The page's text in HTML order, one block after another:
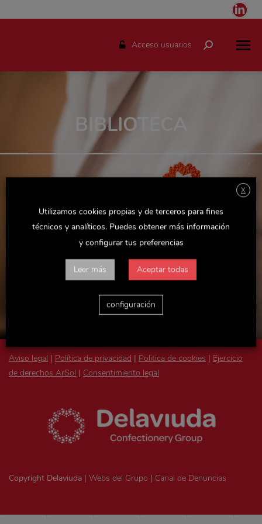
new
Acceso usuarios Buscar:
BIBLIOTECA
Cargar más
Aviso legal | Política de privacidad | Politica de cookies | Ejercicio
de derechos ArSol | Consentimiento legal
Copyright Delaviuda | Webs del Grupo | Canal de Denuncias
X
Utilizamos cookies propias y de terceros para fines
técnicos y analíticos. Puedes obtener más información
y configurar tus preferencias
Leer más Aceptar todas
configuración